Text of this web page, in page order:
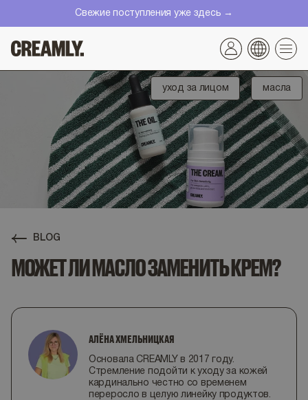
Перейти
к
контенту
Свежие поступления уже здесь →
уход за лицом масла
BLOG
МОЖЕТ ЛИ МАСЛО ЗАМЕНИТЬ КРЕМ?
АЛЁНА ХМЕЛЬНИЦКАЯ
Основала CREAMLY в 2017 году.
Стремление подойти к уходу за кожей
кардинально честно со временем
переросло в целую линейку продуктов.